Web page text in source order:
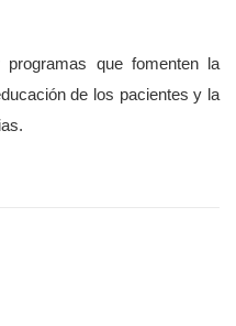
que fomenten la
de los pacientes y la